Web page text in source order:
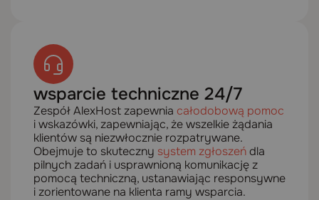
wsparcie techniczne 24/7
Zespół AlexHost zapewnia całodobową pomoc
i wskazówki, zapewniając, że wszelkie żądania
klientów są niezwłocznie rozpatrywane.
Obejmuje to skuteczny system zgłoszeńdla
pilnych zadań i usprawnioną komunikację z
pomocą techniczną, ustanawiając responsywne
i zorientowane na klienta ramy wsparcia.